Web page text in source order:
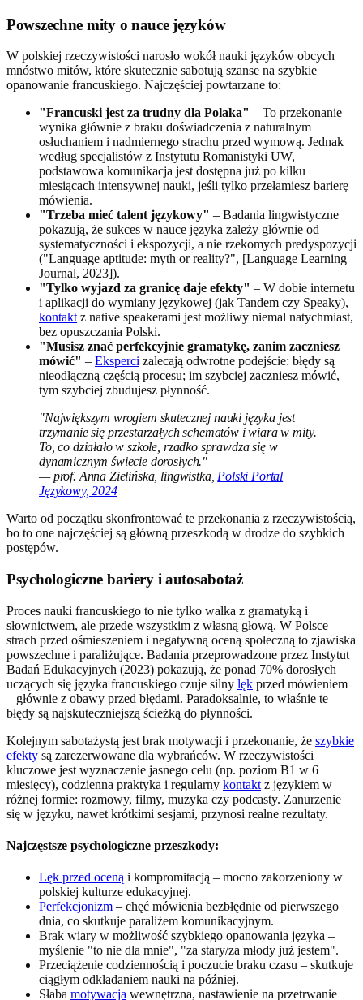
Powszechne mity o nauce języków
W polskiej rzeczywistości narosło wokół nauki języków obcych
mnóstwo mitów, które skutecznie sabotują szanse na szybkie
opanowanie francuskiego. Najczęściej powtarzane to:
"Francuski jest za trudny dla Polaka" – To przekonanie
wynika głównie z braku doświadczenia z naturalnym
osłuchaniem i nadmiernego strachu przed wymową. Jednak
według specjalistów z Instytutu Romanistyki UW,
podstawowa komunikacja jest dostępna już po kilku
miesiącach intensywnej nauki, jeśli tylko przełamiesz barierę
mówienia.
"Trzeba mieć talent językowy" – Badania lingwistyczne
pokazują, że sukces w nauce języka zależy głównie od
systematyczności i ekspozycji, a nie rzekomych predyspozycji
("Language aptitude: myth or reality?", [Language Learning
Journal, 2023]).
"Tylko wyjazd za granicę daje efekty" – W dobie internetu
i aplikacji do wymiany językowej (jak Tandem czy Speaky),
kontakt z native speakerami jest możliwy niemal natychmiast,
bez opuszczania Polski.
"Musisz znać perfekcyjnie gramatykę, zanim zaczniesz
mówić" – Eksperci zalecają odwrotne podejście: błędy są
nieodłączną częścią procesu; im szybciej zaczniesz mówić,
tym szybciej zbudujesz płynność.
"Największym wrogiem skutecznej nauki języka jest
trzymanie się przestarzałych schematów i wiara w mity.
To, co działało w szkole, rzadko sprawdza się w
dynamicznym świecie dorosłych."
— prof. Anna Zielińska, lingwistka, Polski Portal
Językowy, 2024
Warto od początku skonfrontować te przekonania z rzeczywistością,
bo to one najczęściej są główną przeszkodą w drodze do szybkich
postępów.
Psychologiczne bariery i autosabotaż
Proces nauki francuskiego to nie tylko walka z gramatyką i
słownictwem, ale przede wszystkim z własną głową. W Polsce
strach przed ośmieszeniem i negatywną oceną społeczną to zjawiska
powszechne i paraliżujące. Badania przeprowadzone przez Instytut
Badań Edukacyjnych (2023) pokazują, że ponad 70% dorosłych
uczących się języka francuskiego czuje silny lęk przed mówieniem
– głównie z obawy przed błędami. Paradoksalnie, to właśnie te
błędy są najskuteczniejszą ścieżką do płynności.
Kolejnym sabotażystą jest brak motywacji i przekonanie, że szybkie
efekty są zarezerwowane dla wybrańców. W rzeczywistości
kluczowe jest wyznaczenie jasnego celu (np. poziom B1 w 6
miesięcy), codzienna praktyka i regularny kontakt z językiem w
różnej formie: rozmowy, filmy, muzyka czy podcasty. Zanurzenie
się w języku, nawet krótkimi sesjami, przynosi realne rezultaty.
Najczęstsze psychologiczne przeszkody:
Lęk przed oceną i kompromitacją – mocno zakorzeniony w
polskiej kulturze edukacyjnej.
Perfekcjonizm – chęć mówienia bezbłędnie od pierwszego
dnia, co skutkuje paraliżem komunikacyjnym.
Brak wiary w możliwość szybkiego opanowania języka –
myślenie "to nie dla mnie", "za stary/za młody już jestem".
Przeciążenie codziennością i poczucie braku czasu – skutkuje
ciągłym odkładaniem nauki na później.
Słaba motywacja wewnętrzna, nastawienie na przetrwanie